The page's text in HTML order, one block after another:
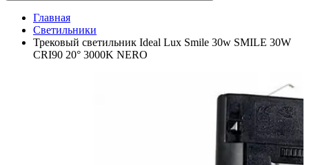
Главная
Светильники
Трековый светильник Ideal Lux Smile 30w SMILE 30W
CRI90 20° 3000K NERO